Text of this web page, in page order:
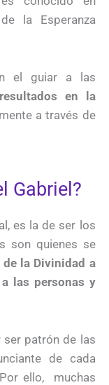
la Esperanza
el guiar a las
en la
a través de
Gabriel?
es la de ser los
son quienes se
la Divinidad a
las personas y
patrón de las
de cada
ello, muchas